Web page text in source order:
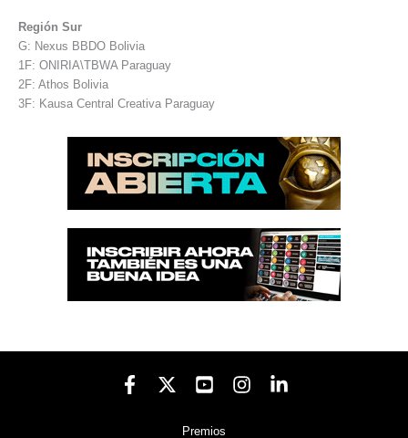
Región Sur
G: Nexus BBDO Bolivia
1F: ONIRIA\TBWA Paraguay
2F: Athos Bolivia
3F: Kausa Central Creativa Paraguay
Premios